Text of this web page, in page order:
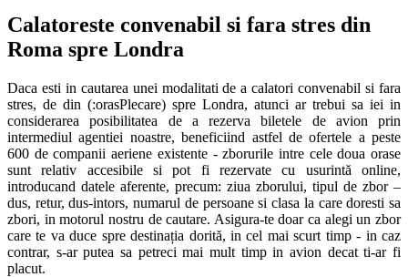
Calatoreste convenabil si fara stres din
Roma spre Londra
Daca esti in cautarea unei modalitati de a calatori convenabil si fara
stres, de din (:orasPlecare) spre Londra, atunci ar trebui sa iei in
considerarea posibilitatea de a rezerva biletele de avion prin
intermediul agentiei noastre, beneficiind astfel de ofertele a peste
600 de companii aeriene existente - zborurile intre cele doua orase
sunt relativ accesibile si pot fi rezervate cu usurintă online,
introducand datele aferente, precum: ziua zborului, tipul de zbor –
dus, retur, dus-intors, numarul de persoane si clasa la care doresti sa
zbori, in motorul nostru de cautare. Asigura-te doar ca alegi un zbor
care te va duce spre destinația dorită, in cel mai scurt timp - in caz
contrar, s-ar putea sa petreci mai mult timp in avion decat ti-ar fi
placut.